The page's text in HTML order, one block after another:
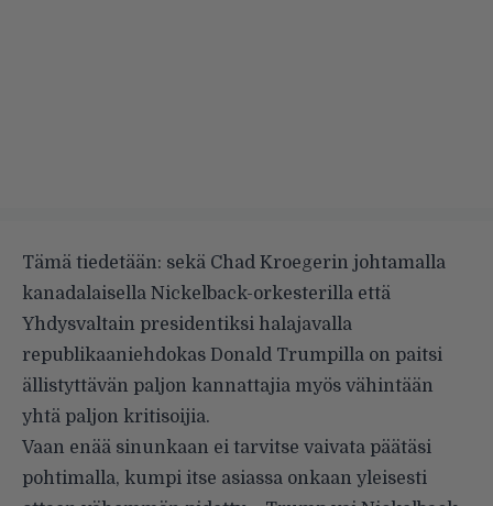
Tämä tiedetään: sekä Chad Kroegerin johtamalla
kanadalaisella Nickelback-orkesterilla että
Yhdysvaltain presidentiksi halajavalla
republikaaniehdokas Donald Trumpilla on paitsi
ällistyttävän paljon kannattajia myös vähintään
yhtä paljon kritisoijia.
Vaan enää sinunkaan ei tarvitse vaivata päätäsi
pohtimalla, kumpi itse asiassa onkaan yleisesti